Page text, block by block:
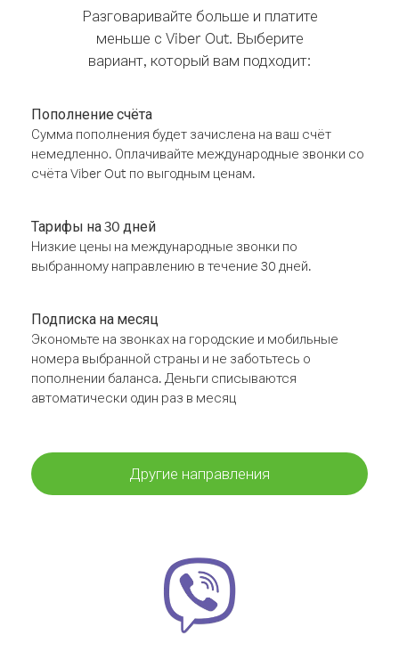
Разговаривайте больше и платите
меньше с Viber Out. Выберите
вариант, который вам подходит:
Пополнение счёта
Сумма пополнения будет зачислена на ваш счёт
немедленно. Оплачивайте международные звонки со
счёта Viber Out по выгодным ценам.
Тарифы на 30 дней
Низкие цены на международные звонки по
выбранному направлению в течение 30 дней.
Подписка на месяц
Экономьте на звонках на городские и мобильные
номера выбранной страны и не заботьтесь о
пополнении баланса. Деньги списываются
автоматически один раз в месяц
Другие направления